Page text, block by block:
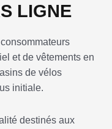
LIGNE
et de vêtements en
de vélos
initiale.
destinés aux